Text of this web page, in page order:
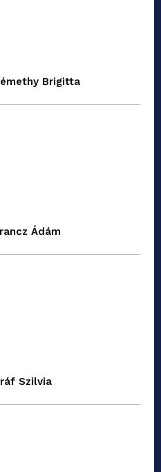
Brigitta
Ádám
Szilvia